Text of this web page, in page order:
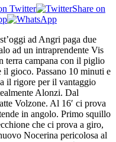
Twitter
Share on
ad Angri paga due
ad un intraprendente Vis
terra campana con il piglio
il gioco. Passano 10 minuti e
il rigore per il vantaggio
Alonzi. Dal
Volzone. Al 16′ ci prova
in angolo. Primo squillo
che ci prova a giro,
Nocerina pericolosa al